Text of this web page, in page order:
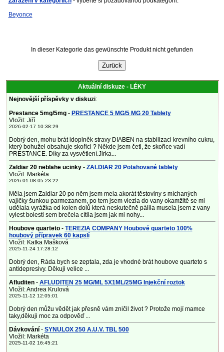
Beyonce
In dieser Kategorie das gewünschte Produkt nicht gefunden
Aktuální diskuze - LÉKY
Nejnovější příspěvky v diskuzi:
Prestance 5mg/5mg- PRESTANCE 5 MG/5 MG 20 Tablety
Vložil: Jiří
2026-02-17 10:38:29
Dobrý den, mohu brát idoplněk stravy DIABEN na stabilizaci krevního cukru,
který bohužel obsahuje skořici ? Někde jsem četl, že skořice vadí
PRESTANCE. Díky za vysvětlení.Jirka...
Zaldiar 20 neblahe ucinky- ZALDIAR 20 Potahované tablety
Vložil: Markéta
2026-01-08 05:23:22
Měla jsem Zaldiar 20 po něm jsem mela akorát těstoviny s míchaných
vajíčky šunkou parmezanem, po tem jsem vlezla do vany okamžitě se mi
udělala vyrážka od kolen dolů která neskutečně pálila musela jsem z vany
vylest bolesti sem brečela cítila jsem jak mi nohy...
Houbove quarteto- TEREZIA COMPANY Houbové quarteto 100%
houbový přípravek 60 kapslí
Vložil: Katka Mašková
2025-11-24 17:28:12
Dobrý den, Ráda bych se zeptala, zda je vhodné brát houbove quarteto s
antidepresivy. Děkuji velice ...
Afluditen- AFLUDITEN 25 MG/ML 5X1ML/25MG Injekční roztok
Vložil: Andrea Krulová
2025-11-12 12:05:01
Dobrý den můžu vědět jak přesně vám zničil život ? Protože mojí mamce
taky,děkuji moc za odpověď ...
Dávkování - SYNULOX 250 A.U.V. TBL 500
Vložil: Markéta
2025-11-02 16:45:21